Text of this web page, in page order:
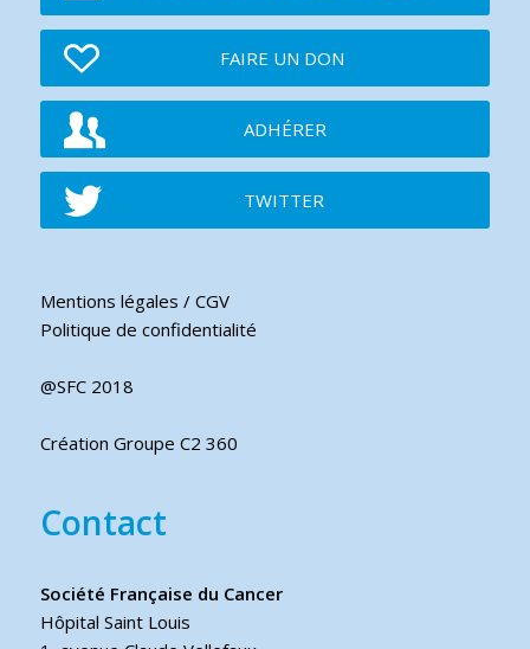
FAIRE UN DON
ADHÉRER
TWITTER
Mentions légales / CGV
Politique de confidentialité
@SFC 2018
Création Groupe C2 360
Contact
Société Française du Cancer
Hôpital Saint Louis